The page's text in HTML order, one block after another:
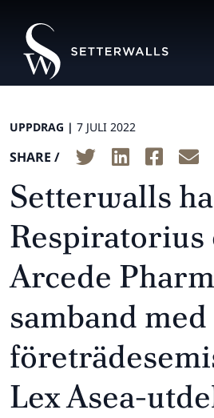
UPPDRAG | 7 JULI 2022
SHARE /
Setterwalls
Respiratorius
Arcede
samband med
Lex Asea-